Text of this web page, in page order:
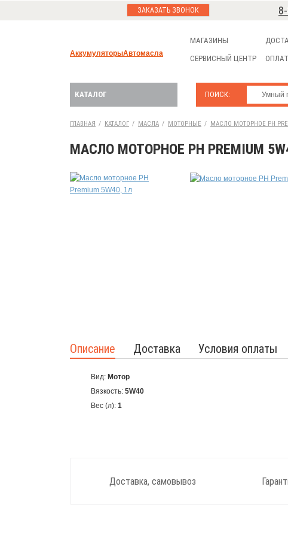
ЗАКАЗАТЬ ЗВОНОК
АккумуляторыАвтомасла
МАГАЗИНЫ
СЕРВИСНЫЙ ЦЕНТР
ПОИСК:
КАТАЛОГ
ГЛАВНАЯ / КАТАЛОГ / МАСЛА / МОТОРНЫЕ / МАСЛО МОТОРНОЕ РН
МАСЛО МОТОРНОЕ РН PREMIUM
Описание Доставка Условия оплаты
Вид: Мотор
Вязкость: 5W40
Вес (л): 1
Доставка, самовывоз